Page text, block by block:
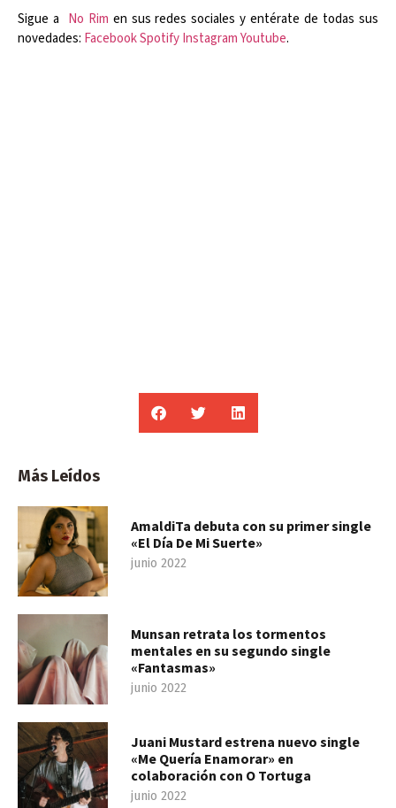
Sigue a No Rim en sus redes sociales y entérate de todas sus
novedades: FacebookSpotifyInstagramYoutube.
Más Leídos
AmaldiTa debuta con su primer single
«El Día De Mi Suerte»
junio 2022
Munsan retrata los tormentos
mentales en su segundo single
«Fantasmas»
junio 2022
Juani Mustard estrena nuevo single
«Me Quería Enamorar» en
colaboración con O Tortuga
junio 2022